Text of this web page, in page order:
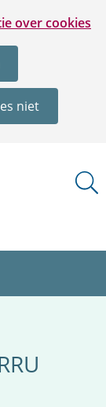
over cookies
niet